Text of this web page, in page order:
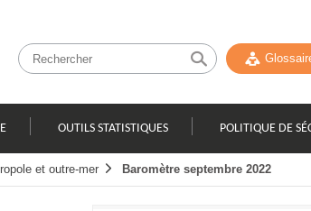
OUTILS STATISTIQUES POLITIQUE DE
et outre-mer Baromètre septembre 2022